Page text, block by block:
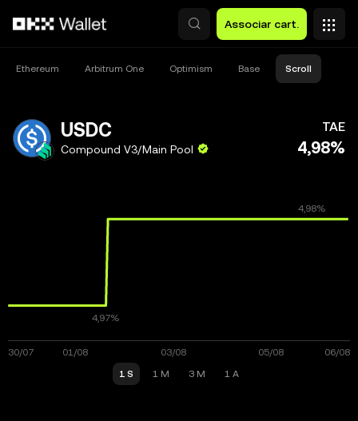
Associar cart.
Ethereum Arbitrum One Optimism Base Scroll
USDC
Compound V3/Main Pool
TAE
4,98%
1 S 1 M 3 M 1 A